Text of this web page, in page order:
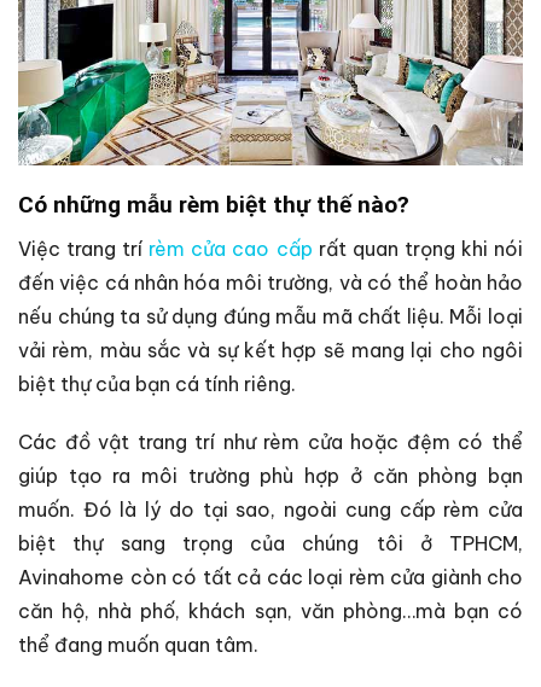
Có những mẫu rèm biệt thự thế nào?
Việc trang trí rèm cửa cao cấp rất quan trọng khi nói
đến việc cá nhân hóa môi trường, và có thể hoàn hảo
nếu chúng ta sử dụng đúng mẫu mã chất liệu. Mỗi loại
vải rèm, màu sắc và sự kết hợp sẽ mang lại cho ngôi
biệt thự của bạn cá tính riêng.
Các đồ vật trang trí như rèm cửa hoặc đệm có thể
giúp tạo ra môi trường phù hợp ở căn phòng bạn
muốn. Đó là lý do tại sao, ngoài cung cấp rèm cửa
biệt thự sang trọng của chúng tôi ở TPHCM,
Avinahome còn có tất cả các loại rèm cửa giành cho
căn hộ, nhà phố, khách sạn, văn phòng…mà bạn có
thể đang muốn quan tâm.